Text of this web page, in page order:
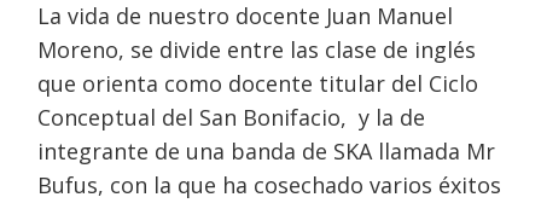
La vida de nuestro docente Juan Manuel
Moreno, se divide entre las clase de inglés
que orienta como docente titular del Ciclo
Conceptual del San Bonifacio, y la de
integrante de una banda de SKA llamada Mr
Bufus, con la que ha cosechado varios éxitos